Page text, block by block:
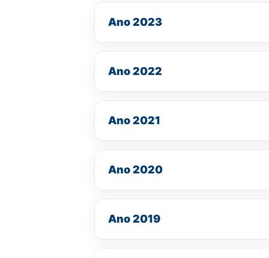
Ano 2023
Ano 2022
Ano 2021
Ano 2020
Ano 2019